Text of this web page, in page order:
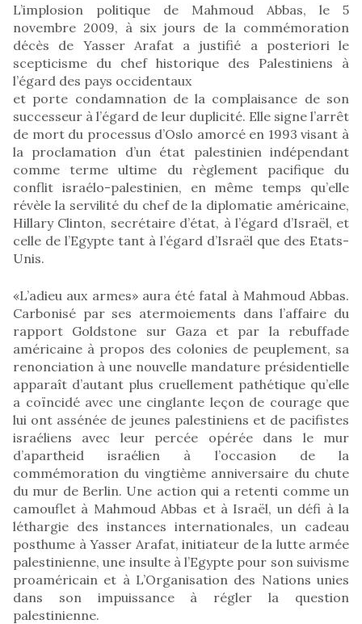
L’implosion politique de Mahmoud Abbas, le 5
novembre 2009, à six jours de la commémoration
décès de Yasser Arafat a justifié a posteriori le
scepticisme du chef historique des Palestiniens à
l’égard des pays occidentaux
et porte condamnation de la complaisance de son
successeur à l’égard de leur duplicité. Elle signe l’arrêt
de mort du processus d’Oslo amorcé en 1993 visant à
la proclamation d’un état palestinien indépendant
comme terme ultime du règlement pacifique du
conflit israélo-palestinien, en même temps qu’elle
révèle la servilité du chef de la diplomatie américaine,
Hillary Clinton, secrétaire d’état, à l’égard d’Israël, et
celle de l’Egypte tant à l’égard d’Israël que des Etats-
Unis.
«L’adieu aux armes» aura été fatal à Mahmoud Abbas.
Carbonisé par ses atermoiements dans l’affaire du
rapport Goldstone sur Gaza et par la rebuffade
américaine à propos des colonies de peuplement, sa
renonciation à une nouvelle mandature présidentielle
apparaît d’autant plus cruellement pathétique qu’elle
a coïncidé avec une cinglante leçon de courage que
lui ont assénée de jeunes palestiniens et de pacifistes
israéliens avec leur percée opérée dans le mur
d’apartheid israélien à l’occasion de la
commémoration du vingtième anniversaire du chute
du mur de Berlin. Une action qui a retenti comme un
camouflet à Mahmoud Abbas et à Israël, un défi à la
léthargie des instances internationales, un cadeau
posthume à Yasser Arafat, initiateur de la lutte armée
palestinienne, une insulte à l’Egypte pour son suivisme
proaméricain et à L’Organisation des Nations unies
dans son impuissance à régler la question
palestinienne.